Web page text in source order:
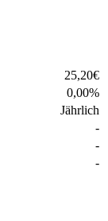
25,20€
0,00%
Jährlich
-
-
-